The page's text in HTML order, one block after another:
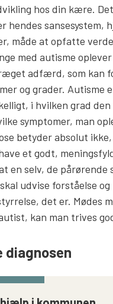
hos din kære.
hendes sansesystem,
måde at opfatte
med autisme
adfærd, som kan
og grader. Autisme
i hvilken grad
symptomer, man
betyder absolut
et godt,
en selv, de pårørende
udvise forståelse
det er. Mødes
kan man trives
diagnosen